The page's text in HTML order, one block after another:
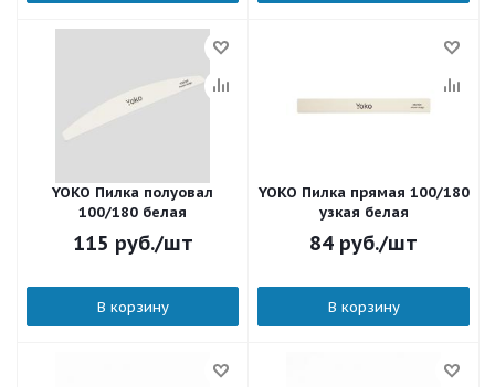
YOKO Пилка полуовал
100/180 белая
115 руб./шт
В корзину
YOKO Пилка прямая 100/180
узкая белая
84 руб./шт
В корзину